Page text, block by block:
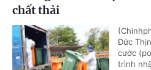
chất thải
Đức
cước
trình